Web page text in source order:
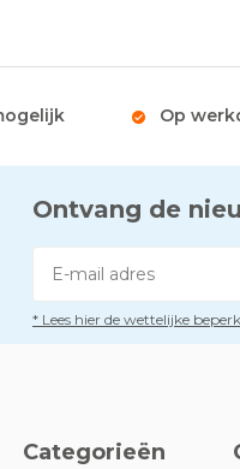
Op
Ontvang de
* Lees hier de wettelijke
Categorieën